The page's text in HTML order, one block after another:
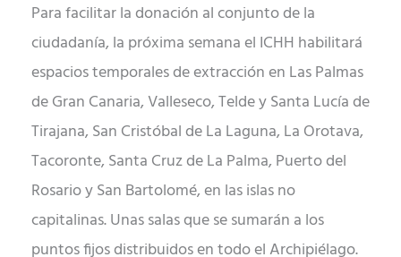
Para facilitar la donación al conjunto de la
ciudadanía, la próxima semana el ICHH habilitará
espacios temporales de extracción en Las Palmas
de Gran Canaria, Valleseco, Telde y Santa Lucía de
Tirajana, San Cristóbal de La Laguna, La Orotava,
Tacoronte, Santa Cruz de La Palma, Puerto del
Rosario y San Bartolomé, en las islas no
capitalinas. Unas salas que se sumarán a los
puntos fijos distribuidos en todo el Archipiélago.